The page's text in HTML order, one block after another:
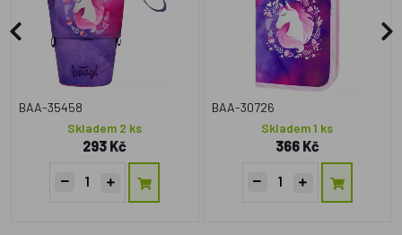
BAA-35458
Skladem 2 ks
293 Kč
BAA-30726
Skladem 1 ks
366 Kč